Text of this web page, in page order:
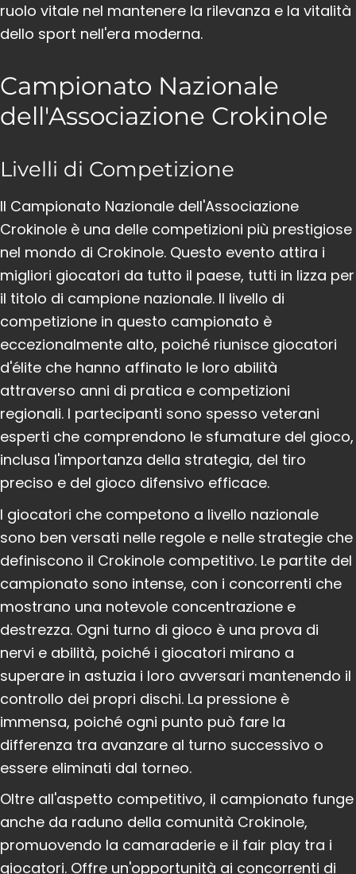
ruolo vitale nel mantenere la rilevanza e la vitalità
dello sport nell'era moderna.
Campionato Nazionale
dell'Associazione Crokinole
Livelli di Competizione
Il Campionato Nazionale dell'Associazione
Crokinole è una delle competizioni più prestigiose
nel mondo di Crokinole. Questo evento attira i
migliori giocatori da tutto il paese, tutti in lizza per
il titolo di campione nazionale. Il livello di
competizione in questo campionato è
eccezionalmente alto, poiché riunisce giocatori
d'élite che hanno affinato le loro abilità
attraverso anni di pratica e competizioni
regionali. I partecipanti sono spesso veterani
esperti che comprendono le sfumature del gioco,
inclusa l'importanza della strategia, del tiro
preciso e del gioco difensivo efficace.
I giocatori che competono a livello nazionale
sono ben versati nelle regole e nelle strategie che
definiscono il Crokinole competitivo. Le partite del
campionato sono intense, con i concorrenti che
mostrano una notevole concentrazione e
destrezza. Ogni turno di gioco è una prova di
nervi e abilità, poiché i giocatori mirano a
superare in astuzia i loro avversari mantenendo il
controllo dei propri dischi. La pressione è
immensa, poiché ogni punto può fare la
differenza tra avanzare al turno successivo o
essere eliminati dal torneo.
Oltre all'aspetto competitivo, il campionato funge
anche da raduno della comunità Crokinole,
promuovendo la camaraderie e il fair play tra i
giocatori. Offre un'opportunità ai concorrenti di